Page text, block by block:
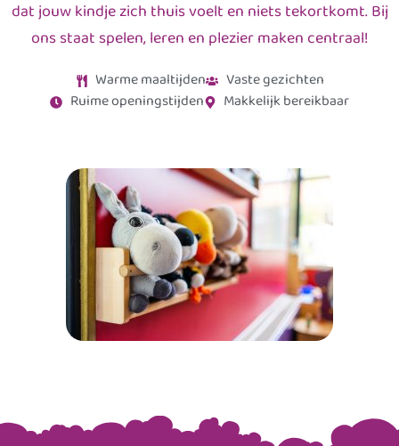
dat jouw kindje zich thuis voelt en niets tekortkomt. Bij
ons staat spelen, leren en plezier maken centraal!
Warme maaltijden
Vaste gezichten
Ruime openingstijden
Makkelijk bereikbaar